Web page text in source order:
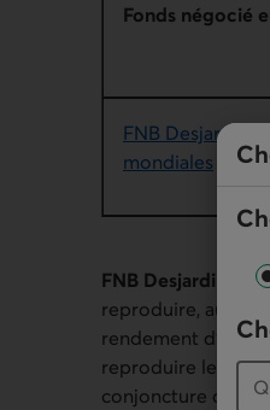
Fonds négocié
FNB Desjardins
mondiales
FNB Desjardins
reproduire, autant
rendement d’un
reproduire le
conjoncture de